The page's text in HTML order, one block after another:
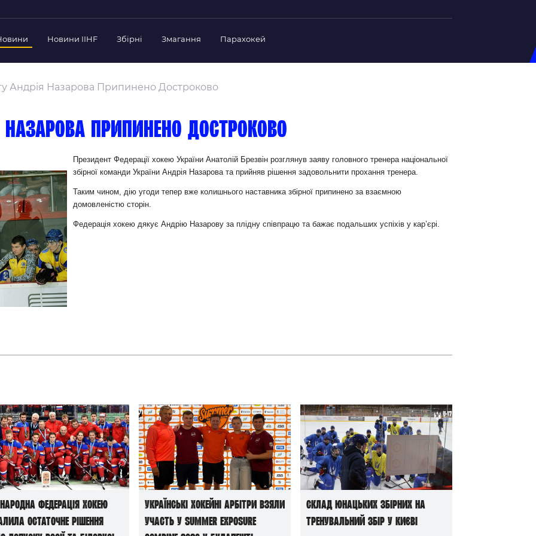
Федерації
документи
Федерації
Новини IIHF Збірні
Склад Збірної
Календар Матчів
Календар Матчів
Україна U-18
Склад Збірної
Тренерський Штаб
Календар Матчів
Україна (ж)
Склад Збірної
Тренерський Штаб
Змагання Парахокей
Андрія Назарова Припинено Достроково
припинено достроково
Президент Федерації хокею України Анатолій Брезвін розглянув заяву головного тренера національної
збірної команди України Андрія Назарова та прийняв рішення задовольнити прохання тренера.
Таким чином, дію угоди тепер вже колишнього наставника збірної припинено за взаємною
домовленістю сторін.
Федерація хокею дякує Андрію Назарову за плідну співпрацю та бажає подальших успіхів у кар’єрі.
федерація хокею
остаточне рішення
Українські хокейні арбітри взяли
участь у Summer Exposure
Склад юнацьких збірних на
тренувальний збір у Києві